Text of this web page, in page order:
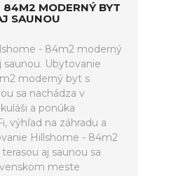
84M2 MODERNÝ BYT
SAUNOU
- 84m2 moderný
saunou. Ubytovanie
moderný byt s
sa nachádza v
a ponúka
výhľad na záhradu a
Hillshome - 84m2
aj saunou sa
meste